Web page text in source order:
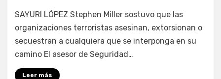
porFernando Miranda Servín
SAYURI LÓPEZ Stephen Miller sostuvo que las
organizaciones terroristas asesinan, extorsionan o
secuestran a cualquiera que se interponga en su
camino El asesor de Seguridad…
Leer más